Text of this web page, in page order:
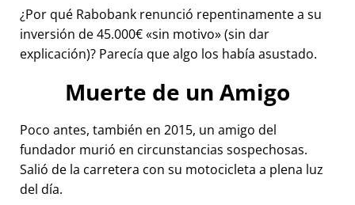
¿Por qué Rabobank renunció repentinamente a su
inversión de 45.000€ sin motivo (sin dar
explicación)? Parecía que algo los había asustado.
Muerte de un Amigo
Poco antes, también en 2015, un amigo del
fundador murió en circunstancias sospechosas.
Salió de la carretera con su motocicleta a plena luz
del día.